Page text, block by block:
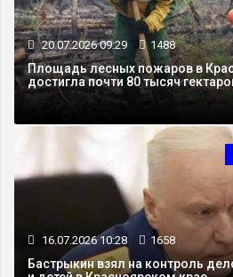
20.07.2026 09:29 1488
Площадь лесных пожаров в
достигла почти 80 тысяч
16.07.2026 10:28 1658
Бастрыкин взял на контроль